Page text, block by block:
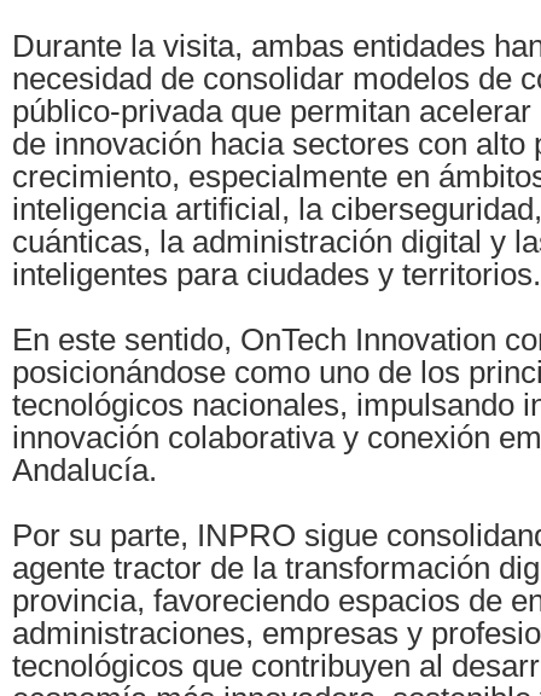
Durante la visita, ambas entidades
necesidad de consolidar modelos de
público-privada que permitan
de innovación hacia sectores con alto
crecimiento, especialmente en
inteligencia artificial, la
cuánticas, la administración digital y
inteligentes para ciudades y territorios.
En este sentido, OnTech Innovation
posicionándose como uno de los
tecnológicos nacionales, impulsando
innovación colaborativa y conexión
Andalucía.
Por su parte, INPRO sigue
agente tractor de la transformación
provincia, favoreciendo espacios de
administraciones, empresas y
tecnológicos que contribuyen al